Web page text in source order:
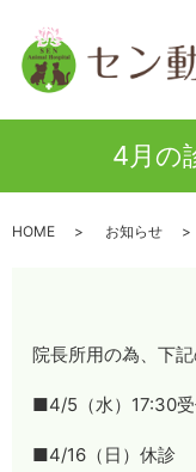
4月の
HOME お知らせ
院長所用の為、下
■4/5（水）17:30受
■4/16（日）休診